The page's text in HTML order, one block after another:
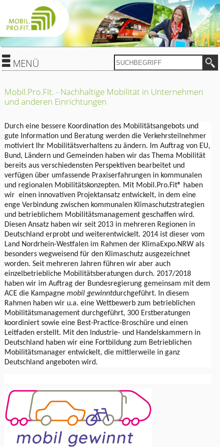
MENÜ
Mobil.Pro.Fit. - Nachhaltige Mobilität in Unternehmen
und anderen Einrichtungen
Durch eine bessere Koordination des Mobilitätsangebots und
gute Information und Beratung werden die Verkehrsteilnehmer
motiviert Ihr Mobilitätsverhaltens zu ändern. Im Auftrag von EU,
Bund, Ländern und Gemeinden haben wir das Thema Mobilität
bereits aus verschiedensten Perspektiven bearbeitet und
verfügen über umfassende Praxiserfahrungen in kommunalen
und regionalen Mobilitätskonzepten. Mit Mobil.Pro.Fit® haben
wir einen innovativen Projektansatz entwickelt, in dem eine
enge Verbindung zwischen kommunalen Klimaschutzstrategien
und betrieblichem Mobilitätsmanagement geschaffen wird.
Diesen Ansatz haben wir seit 2013 in mehreren Regionen in
Deutschland erprobt und weiterentwickelt. 2014 ist dieser vom
Land Nordrhein-Westfalen im Rahmen der KlimaExpo.NRW als
besonders wegweisend für den Klimaschutz ausgezeichnet
worden. Seit mehreren Jahren führen wir aber auch
einzelbetriebliche Mobilitätsberatungen durch. 2017/2018
haben wir im Auftrag der Bundesregierung gemeinsam mit dem
ACE die Kampagne mobil gewinntdurchgeführt. In diesem
Rahmen haben wir u.a. eine Wettbewerb zum betrieblichen
Mobilitätsmanagement durchgeführt, 300 Erstberatungen
koordiniert sowie eine Best-Practice-Broschüre und einen
Leitfaden erstellt. Mit den Industrie- und Handelskammern in
Deutschland haben wir eine Fortbildung zum Betrieblichen
Mobilitätsmanager entwickelt, die mittlerweile in ganz
Deutschland angeboten wird.